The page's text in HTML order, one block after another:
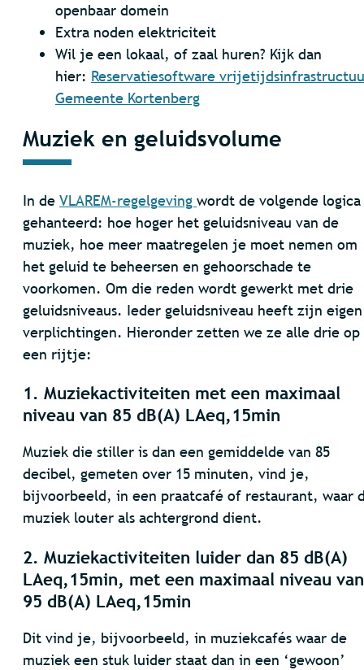
openbaar domein
Extra noden elektriciteit
Wil je een lokaal, of zaal huren? Kijk dan
hier: Reservatiesoftware
Gemeente Kortenberg
Muziek en geluidsvolume
In de VLAREM-regelgeving wordt de volgende logica
gehanteerd: hoe hoger het geluidsniveau van de
muziek, hoe meer maatregelen je moet nemen om
het geluid te beheersen en gehoorschade te
voorkomen. Om die reden wordt gewerkt met drie
geluidsniveaus. Ieder geluidsniveau heeft zijn eigen
verplichtingen. Hieronder zetten we ze alle drie op
een rijtje:
1. Muziekactiviteiten met een maximaal
niveau van 85 dB(A) LAeq,15min
Muziek die stiller is dan een gemiddelde van 85
decibel, gemeten over 15 minuten, vind je,
bijvoorbeeld, in een praatcafé of restaurant, waar
muziek louter als achtergrond dient.
2. Muziekactiviteiten luider dan 85 dB(A)
LAeq,15min, met een maximaal niveau van
95 dB(A) LAeq,15min
Dit vind je, bijvoorbeeld, in muziekcafés waar de
muziek een stuk luider staat dan in een ‘gewoon’